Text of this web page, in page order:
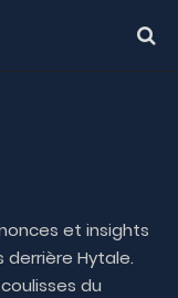
et insights
derrière Hytale.
du